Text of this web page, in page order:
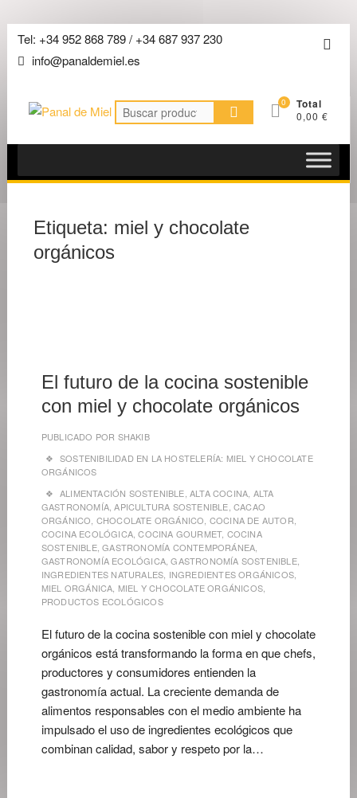
Saltar
contenido
Tel: +34 952 868 789 / +34 687 937 230
info@panaldemiel.es
barra
Buscar
por:
0 Total
0,00 €
Etiqueta: miel y chocolate
orgánicos
El futuro de la cocina sostenible
con miel y chocolate orgánicos
PUBLICADO POR SHAKIB
SOSTENIBILIDAD EN LA HOSTELERÍA: MIEL Y CHOCOLATE
ORGÁNICOS
ALIMENTACIÓN SOSTENIBLE ,ALTA COCINA ALTA
GASTRONOMÍA ,APICULTURA SOSTENIBLE ,CACAO
ORGÁNICO CHOCOLATE ORGÁNICO COCINA DE AUTOR
COCINA ECOLÓGICA ,COCINA GOURMET, COCINA
SOSTENIBLE,GASTRONOMÍA CONTEMPORÁNEA
GASTRONOMÍA ECOLÓGICA ,GASTRONOMÍA SOSTENIBLE,
INGREDIENTES NATURALES INGREDIENTES ORGÁNICOS
MIEL ORGÁNICA MIEL Y CHOCOLATE ORGÁNICOS
PRODUCTOS ECOLÓGICOS
El futuro de la cocina sostenible con miel y chocolate
orgánicos está transformando la forma en que chefs,
productores y consumidores entienden la
gastronomía actual. La creciente demanda de
alimentos responsables con el medio ambiente ha
impulsado el uso de ingredientes ecológicos que
combinan calidad, sabor y respeto por la…